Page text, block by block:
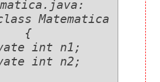
Matematica
{
int n1;
int n2;